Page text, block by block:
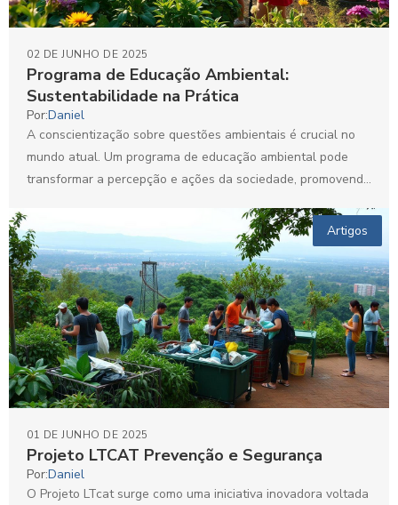
Programa de Educação Ambiental:
Sustentabilidade na Prática
02 DE JUNHO DE 2025
Por:Daniel
A conscientização sobre questões ambientais é crucial no
mundo atual. Um programa de educação ambiental pode
transformar a percepção e ações da sociedade, promovendo
Artigos
Projeto LTCAT Prevenção e Segurança
01 DE JUNHO DE 2025
Por:Daniel
O Projeto LTcat surge como uma iniciativa inovadora voltada